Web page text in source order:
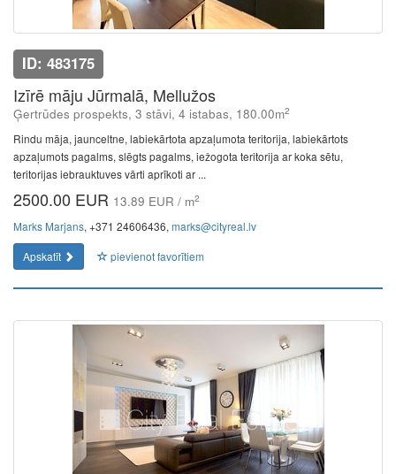
ID: 483175
Izīrē māju Jūrmalā, Mellužos
Ģertrūdes prospekts, 3 stāvi, 4 istabas, 180.00m2
Rindu māja, jaunceltne, labiekārtota apzaļumota teritorija, labiekārtots
apzaļumots pagalms, slēgts pagalms, iežogota teritorija ar koka sētu,
teritorijas iebrauktuves vārti aprīkoti ar ...
2500.00 EUR 13.89 EUR / m2
Marks Marjans, +371 24606436, marks@cityreal.lv
Apskatīt
pievienot favorītiem